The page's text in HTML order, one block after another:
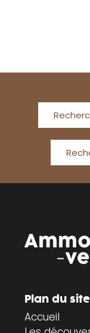
Plan du site
Accueil